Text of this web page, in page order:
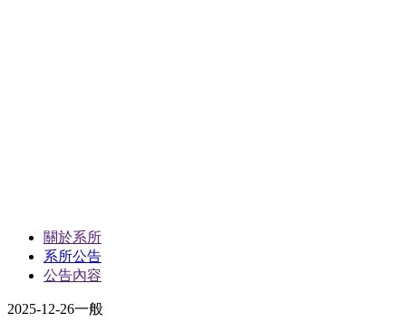
關於系所
系所公告
公告內容
2025-12-26一般